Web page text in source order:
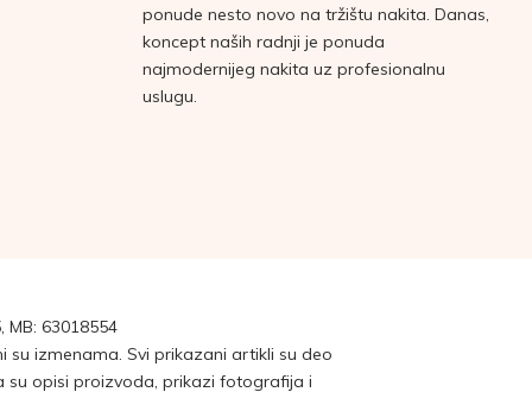
ponude nesto novo na tržištu nakita. Danas,
koncept naših radnji je ponuda
najmodernijeg nakita uz profesionalnu
uslugu.
MB: 63018554
izmenama. Svi prikazani artikli su deo
su opisi proizvoda, prikazi fotografija i